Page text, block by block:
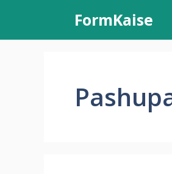
content
FormKaise